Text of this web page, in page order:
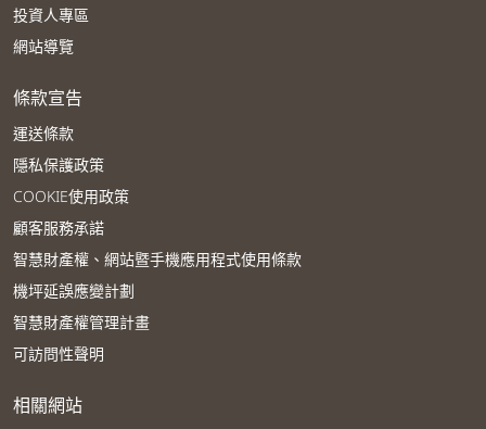
投資人專區
網站導覽
條款宣告
運送條款
隱私保護政策
COOKIE使用政策
顧客服務承諾
智慧財產權、網站暨手機應用程式使用條款
機坪延誤應變計劃
智慧財產權管理計畫
可訪問性聲明
相關網站